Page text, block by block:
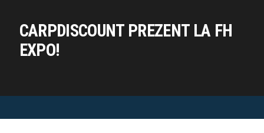
CARPDISCOUNT PREZENT LA FH
EXPO!
EXPOZANTI
EDITII
CONTACT